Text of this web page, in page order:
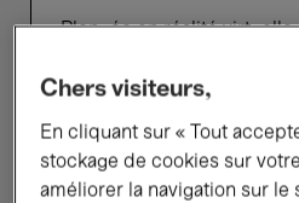
Plongée en réalité virtuelle
19 Avr.'26
Chers visiteurs,
En cliquant sur « Tout
stockage de cookies sur
améliorer la navigation sur le